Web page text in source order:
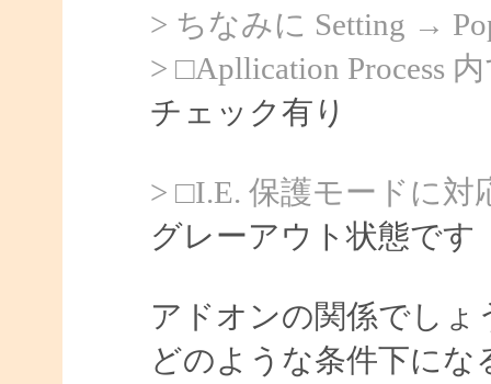
> ちなみに Setting →
> □Apllication Process
チェック有り
> □I.E. 保護モードに対
グレーアウト状態です
アドオンの関係でしょ
どのような条件下に